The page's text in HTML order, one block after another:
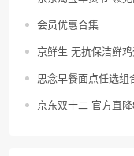
会员优惠合集
京鲜生 无抗保洁鲜
思念早餐面点任选组
京东双十二-官方直